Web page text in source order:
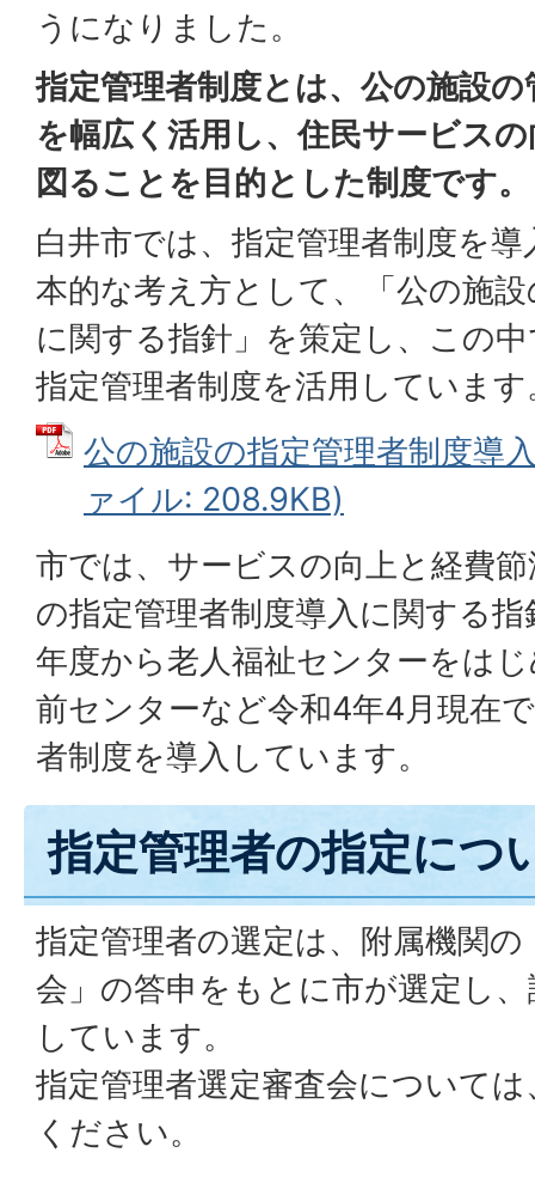
うになりました。
指定管理者制度とは、公の施設
を幅広く活用し、住民サービス
図ることを目的とした制度です。
白井市では、指定管理者制度を
本的な考え方として、「公の施
に関する指針」を策定し、この
指定管理者制度を活用しています
公の施設の指定管理者制度導
ァイル: 208.9KB)
市では、サービスの向上と経費
の指定管理者制度導入に関する
年度から老人福祉センターをは
前センターなど令和4年4月現在
者制度を導入しています。
指定管理者の指定につ
指定管理者の選定は、附属機関
会」の答申をもとに市が選定し
しています。
指定管理者選定審査会について
ください。